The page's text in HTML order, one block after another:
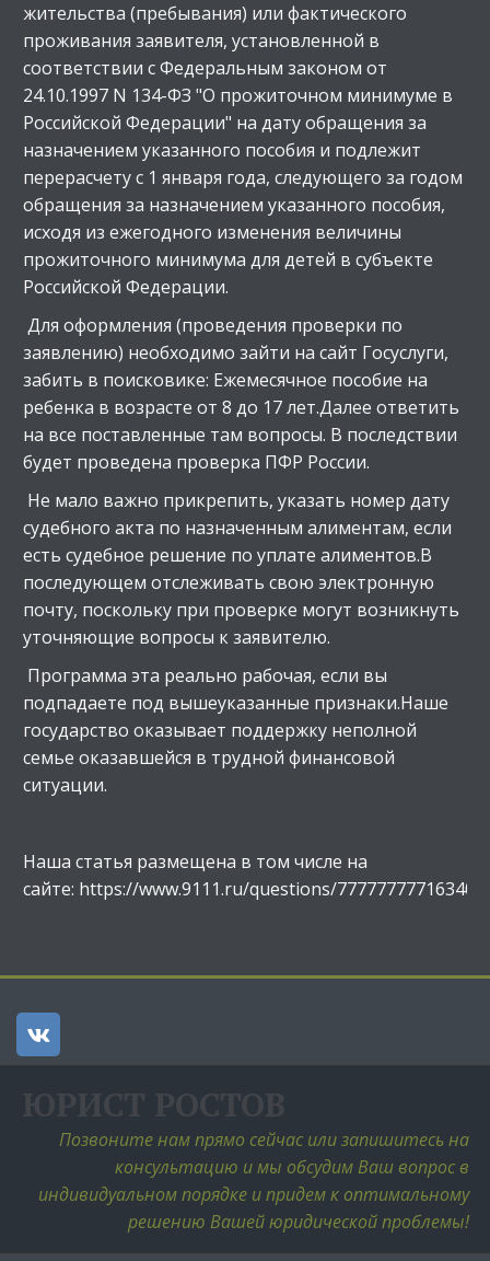
жительства (пребывания) или фактического
проживания заявителя, установленной в
соответствии с Федеральным законом от
24.10.1997 N 134-ФЗ "О прожиточном минимуме в
Российской Федерации" на дату обращения за
назначением указанного пособия и подлежит
перерасчету с 1 января года, следующего за годом
обращения за назначением указанного пособия,
исходя из ежегодного изменения величины
прожиточного минимума для детей в субъекте
Российской Федерации.
Для оформления (проведения проверки по
заявлению) необходимо зайти на сайт Госуслуги,
забить в поисковике: Ежемесячное пособие на
ребенка в возрасте от 8 до 17 лет.Далее ответить
на все поставленные там вопросы. В последствии
будет проведена проверка ПФР России.
Не мало важно прикрепить, указать номер дату
судебного акта по назначенным алиментам, если
есть судебное решение по уплате алиментов.В
последующем отслеживать свою электронную
почту, поскольку при проверке могут возникнуть
уточняющие вопросы к заявителю.
Программа эта реально рабочая, если вы
подпадаете под вышеуказанные признаки.Наше
государство оказывает поддержку неполной
семье оказавшейся в трудной финансовой
ситуации.
Наша статья размещена в том числе на
сайте: https://www.9111.ru/questions/
Позвоните нам прямо сейчас или запишитесь на
консультацию и мы обсудим Ваш вопрос в
индивидуальном порядке и придем к оптимальному
решению Вашей юридической проблемы!